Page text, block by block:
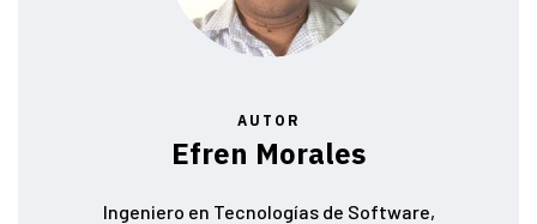
AUTOR
Efren Morales
Ingeniero en Tecnologías de Software,